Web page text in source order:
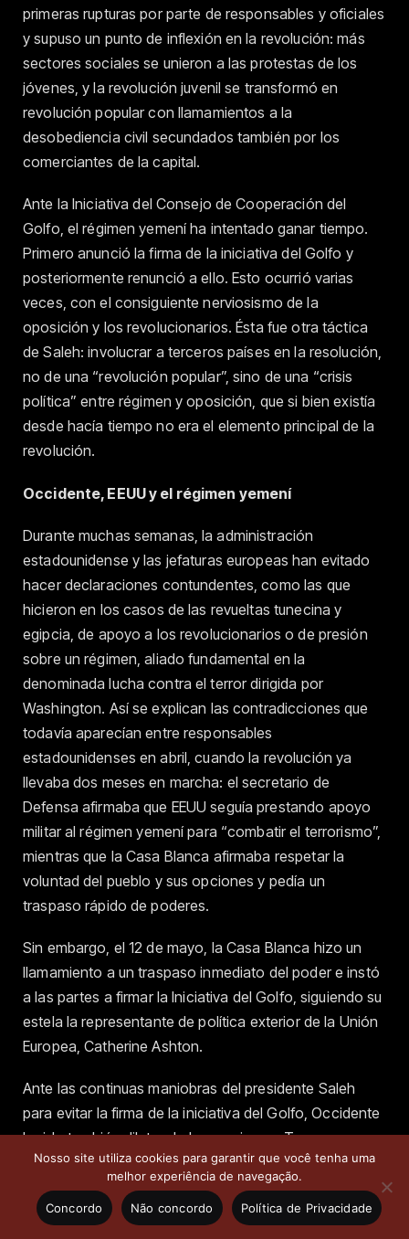
primeras rupturas por parte de responsables y oficiales
y supuso un punto de inflexión en la revolución: más
sectores sociales se unieron a las protestas de los
jóvenes, y la revolución juvenil se transformó en
revolución popular con llamamientos a la
desobediencia civil secundados también por los
comerciantes de la capital.
Ante la Iniciativa del Consejo de Cooperación del
Golfo, el régimen yemení ha intentado ganar tiempo.
Primero anunció la firma de la iniciativa del Golfo y
posteriormente renunció a ello. Esto ocurrió varias
veces, con el consiguiente nerviosismo de la
oposición y los revolucionarios. Ésta fue otra táctica
de Saleh: involucrar a terceros países en la resolución,
no de una “revolución popular”, sino de una “crisis
política” entre régimen y oposición, que si bien existía
desde hacía tiempo no era el elemento principal de la
revolución.
Occidente, EEUU y el régimen yemení
Durante muchas semanas, la administración
estadounidense y las jefaturas europeas han evitado
hacer declaraciones contundentes, como las que
hicieron en los casos de las revueltas tunecina y
egipcia, de apoyo a los revolucionarios o de presión
sobre un régimen, aliado fundamental en la
denominada lucha contra el terror dirigida por
Washington. Así se explican las contradicciones que
todavía aparecían entre responsables
estadounidenses en abril, cuando la revolución ya
llevaba dos meses en marcha: el secretario de
Defensa afirmaba que EEUU seguía prestando apoyo
militar al régimen yemení para “combatir el terrorismo”,
mientras que la Casa Blanca afirmaba respetar la
voluntad del pueblo y sus opciones y pedía un
traspaso rápido de poderes.
Sin embargo, el 12 de mayo, la Casa Blanca hizo un
llamamiento a un traspaso inmediato del poder e instó
a las partes a firmar la Iniciativa del Golfo, siguiendo su
estela la representante de política exterior de la Unión
Europea, Catherine Ashton.
Ante las continuas maniobras del presidente Saleh
para evitar la firma de la iniciativa del Golfo, Occidente
ha ido también dilatando las presiones. Tampoco
Washington se ha mostrado entusiasta del anuncio de
los revolucionarios de las plazas del Cambio y de la
Libertad de crear un consejo presidencial transitorio.
Nosso site utiliza cookies para garantir que você tenha uma
melhor experiência de navegação.
Concordo Não concordo Política de Privacidade